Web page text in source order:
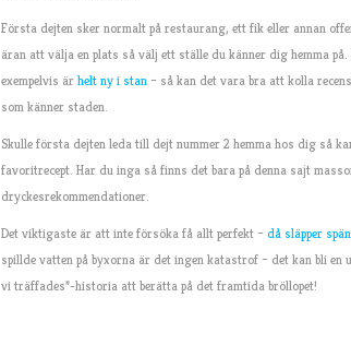
Första dejten sker normalt på restaurang, ett fik eller annan
äran att välja en plats så välj ett ställe du känner dig hemma
exempelvis är helt ny i stan – så kan det vara bra att kolla
som känner staden.
Skulle första dejten leda till dejt nummer 2 hemma hos dig så
favoritrecept. Har du inga så finns det bara på denna sajt
dryckesrekommendationer.
Det viktigaste är att inte försöka få allt perfekt – då släpper
spillde vatten på byxorna är det ingen katastrof – det kan bli
vi träffades”-historia att berätta på det framtida bröllopet!